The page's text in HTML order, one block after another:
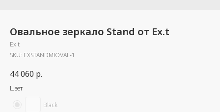
Овальное зеркало Stand от Ex.t
Ex.t
SKU: EXSTANDMIOVAL-1
44 060 р.
Цвет
Black